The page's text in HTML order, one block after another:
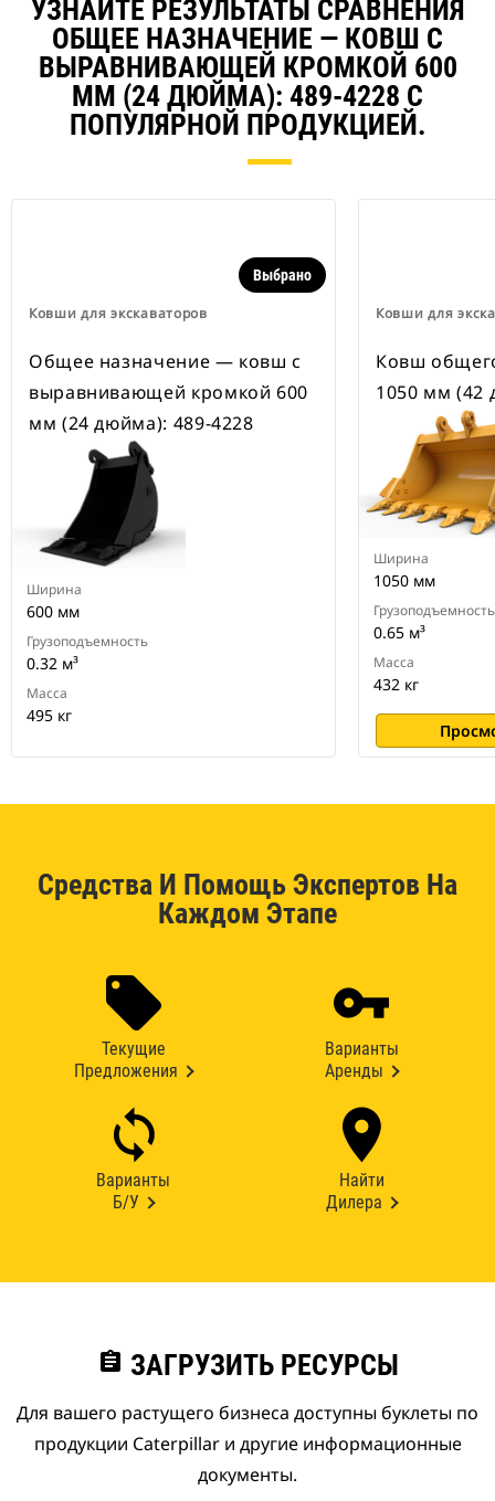
устройства для быстрой смены
навесного оборудования,
рассчитанные на ширину для
рытья траншей.
В навесном оборудовании,
совместимом со специальным
устройством для быстрой смены
применяются неподвижно
Специальные устройства для
быстрой смены навесного
оборудования CW оснащены
надежного удержания навесного
В наличии имеются
специальные устройства для
УЗНАЙТЕ РЕЗУЛЬТАТЫ СРАВНЕНИЯ
ОБЩЕЕ НАЗНАЧЕНИЕ ― КОВШ С
ВЫРАВНИВАЮЩЕЙ КРОМКОЙ 600
ММ (24 ДЮЙМА): 489-4228 С
ПОПУЛЯРНОЙ ПРОДУКЦИЕЙ.
Ковши для экскаваторов
Выбрано
Общее назначение ― ковш с
выравнивающей кромкой 600
мм (24 дюйма): 489-4228
Ширина
600 мм
Грузоподъемность
0.32 м³
Масса
495 кг
Ковши для
Ковш
1050 мм (42
Ширина
1050 мм
Грузоподъемность
0.65 м³
Масса
432 кг
Средства И Помощь Экспертов На
Каждом Этапе
Текущие
Предложения
Варианты
Аренды
Варианты
Б/У
Найти
Дилера
assignment ЗАГРУЗИТЬ РЕСУРСЫ
Для вашего растущего бизнеса доступны буклеты по
продукции Caterpillar и другие информационные
документы.